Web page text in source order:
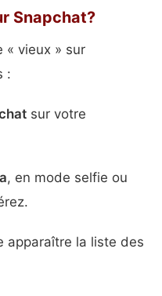
Snapchat?
« vieux » sur
:
sur votre
, en mode selfie ou
apparaître la liste des